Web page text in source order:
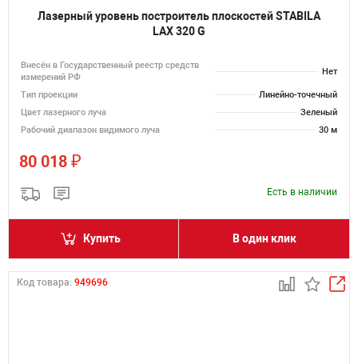
Лазерный уровень построитель плоскостей STABILA
LAX 320 G
Внесён в Государственный реестр средств
измерений РФ
Нет
Тип проекции
Линейно-точечный
Цвет лазерного луча
Зеленый
Рабочий диапазон видимого луча
30 м
80 018 ₽
Есть в наличии
Купить В один клик
Код товара: 949696